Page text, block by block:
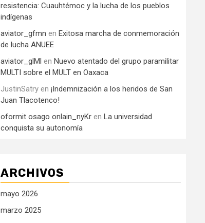
resistencia: Cuauhtémoc y la lucha de los pueblos
indígenas
aviator_gfmn en Exitosa marcha de conmemoración
de lucha ANUEE
aviator_glMl en Nuevo atentado del grupo paramilitar
MULTI sobre el MULT en Oaxaca
JustinSatry en ¡Indemnización a los heridos de San
Juan Tlacotenco!
oformit osago onlain_nyKr en La universidad
conquista su autonomía
ARCHIVOS
mayo 2026
marzo 2025